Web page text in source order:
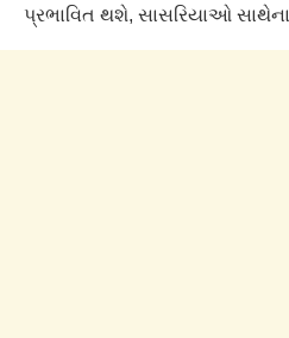
પ્રભાવિત થશે, સાસરિયાઓ